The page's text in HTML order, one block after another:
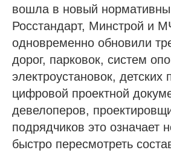
вошла в новый
Росстандарт, Минстрой и
одновременно обновили
дорог, парковок, систем
электроустановок,
цифровой проектной
девелоперов,
подрядчиков это означает
быстро пересмотреть